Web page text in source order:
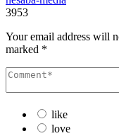
3953
Your email address will
marked *
like
love